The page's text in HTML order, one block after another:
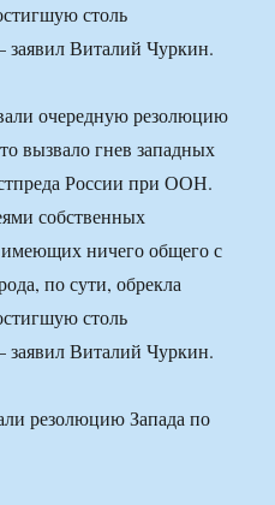
столь
заявил Виталий Чуркин.
очередную резолюцию
вызвало гнев западных
России при ООН.
собственных
имеющих ничего общего с
по сути, обрекла
столь
заявил Виталий Чуркин.